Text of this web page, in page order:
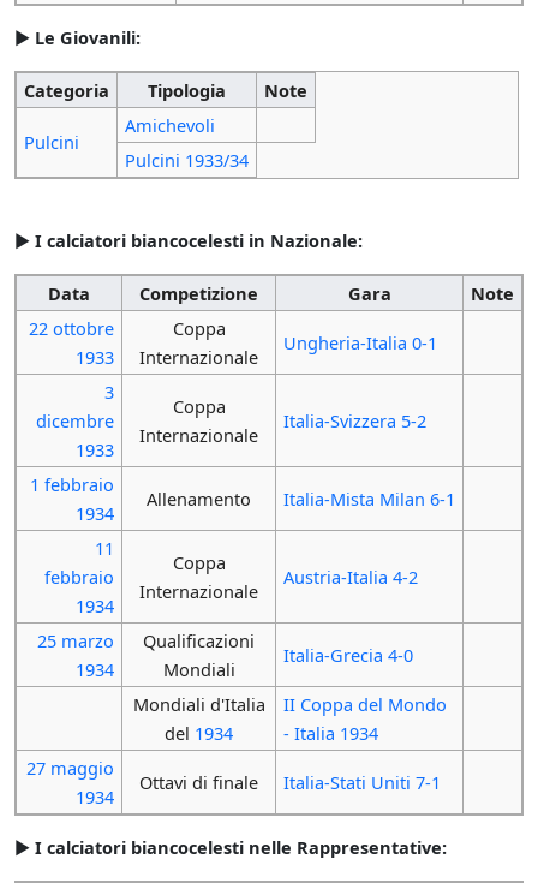
► Le Giovanili:
Categoria Tipologia Note
Pulcini
Amichevoli
Pulcini 1933/34
► I calciatori biancocelesti in Nazionale:
Data Competizione Gara
Note
22 ottobre
1933
Coppa
Internazionale
Ungheria-Italia 0-1
3
dicembre
1933
Coppa
Internazionale
Italia-Svizzera 5-2
1 febbraio
1934
Allenamento Italia-Mista Milan 6-1
11
febbraio
1934
Coppa
Internazionale
Austria-Italia 4-2
25 marzo
1934
Qualificazioni
Mondiali
Italia-Grecia 4-0
Mondiali d'Italia
del 1934
II Coppa del Mondo
- Italia 1934
27 maggio
1934
Ottavi di finale Italia-Stati Uniti 7-1
► I calciatori biancocelesti nelle Rappresentative: